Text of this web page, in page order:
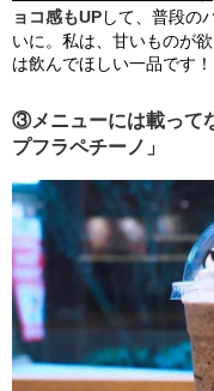
ョコ感もUP して、普段の
いに。私は、甘いものが
は飲んでほしい一品です！
③メニューには載って
プフラペチーノ」